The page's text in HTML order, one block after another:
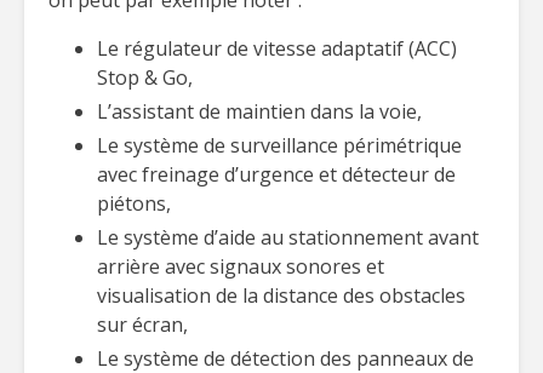
Le régulateur de vitesse adaptatif (ACC)
Stop & Go,
L’assistant de maintien dans la voie,
Le système de surveillance périmétrique
avec freinage d’urgence et détecteur de
piétons,
Le système d’aide au stationnement avant
arrière avec signaux sonores et
visualisation de la distance des obstacles
sur écran,
Le système de détection des panneaux de